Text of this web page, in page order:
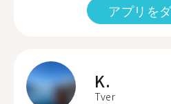
アプリを
K.
Tver